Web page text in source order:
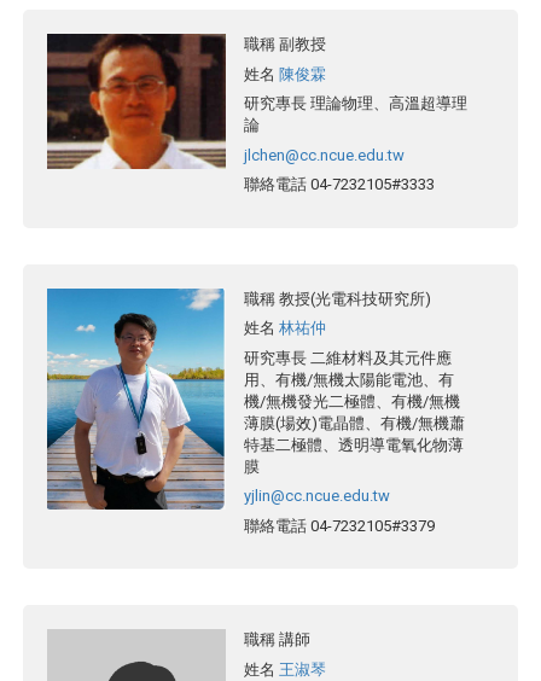
職稱 副教授
姓名 陳俊霖
研究專長 理論物理、高溫超導理
論
jlchen@cc.ncue.edu.tw
聯絡電話 04-7232105#3333
職稱 教授(光電科技研究所)
姓名 林祐仲
研究專長 二維材料及其元件應
用、有機/無機太陽能電池、有
機/無機發光二極體、有機/無機
薄膜(場效)電晶體、有機/無機蕭
特基二極體、透明導電氧化物薄
膜
yjlin@cc.ncue.edu.tw
聯絡電話 04-7232105#3379
職稱 講師
姓名 王淑琴